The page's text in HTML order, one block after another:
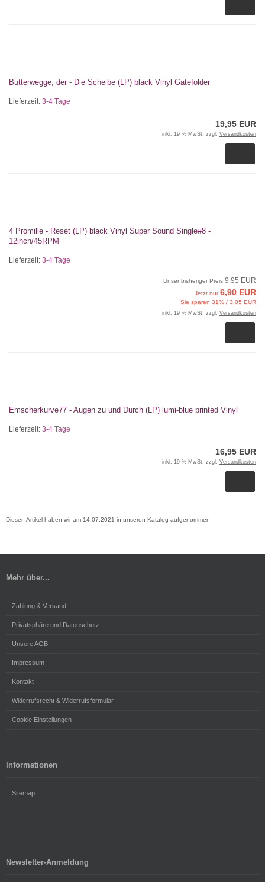
Butterwegge, der - Die Scheibe (LP) black Vinyl Gatefolder
Lieferzeit: 3-4 Tage
19,95 EUR
inkl. 19 % MwSt. zzgl. Versandkosten
4 Promille - Reset (LP) black Vinyl Super Sound Single#8 -
12inch/45RPM
Lieferzeit: 3-4 Tage
Unser bisheriger Preis 9,95 EUR
Jetzt nur6,90 EUR
Sie sparen 31% / 3,05 EUR
inkl. 19 % MwSt. zzgl. Versandkosten
Emscherkurve77 - Augen zu und Durch (LP) lumi-blue printed Vinyl
Lieferzeit: 3-4 Tage
16,95 EUR
inkl. 19 % MwSt. zzgl. Versandkosten
Diesen Artikel haben wir am 14.07.2021 in unseren Katalog aufgenommen.
Mehr über...
Zahlung & Versand
Privatsphäre und Datenschutz
Unsere AGB
Impressum
Kontakt
Widerrufsrecht & Widerrufsformular
Cookie Einstellungen
Informationen
Sitemap
Newsletter-Anmeldung